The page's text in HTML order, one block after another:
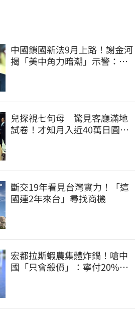
中國鎖國新法9月上路！謝金河
揭「美中角力暗潮」示警：台
兒探視七旬母 驚見客廳滿地
試卷！才知月入近40萬日圓
斷交19年看見台灣實力！「這
國連2年來台」尋找商機
宏都拉斯蝦農集體炸鍋！嗆中
國「只會殺價」：寧付20%關